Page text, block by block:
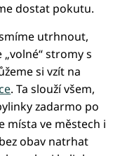
dostat pokutu.
utrhnout,
stromy s
si vzít na
. Ta slouží všem,
zadarmo po
místa ve městech i
obav natrhat